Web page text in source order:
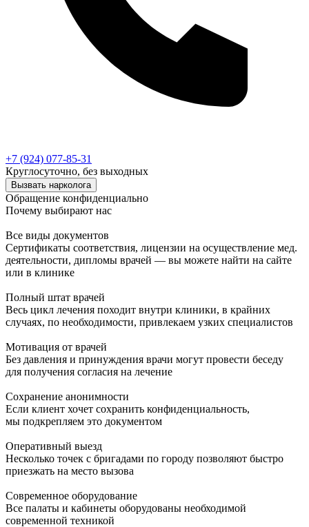
+7 (924) 077-85-31
Круглосуточно, без выходных
Вызвать нарколога
Обращение конфиденциально
Почему выбирают нас
Все виды документов
Сертификаты соответствия, лицензии на осуществление мед.
деятельности, дипломы врачей — вы можете найти на сайте
или в клинике
Полный штат врачей
Весь цикл лечения походит внутри клиники, в крайних
случаях, по необходимости, привлекаем узких специалистов
Мотивация от врачей
Без давления и принуждения врачи могут провести беседу
для получения согласия на лечение
Сохранение анонимности
Если клиент хочет сохранить конфиденциальность,
мы подкрепляем это документом
Оперативный выезд
Несколько точек с бригадами по городу позволяют быстро
приезжать на место вызова
Современное оборудование
Все палаты и кабинеты оборудованы необходимой
современной техникой